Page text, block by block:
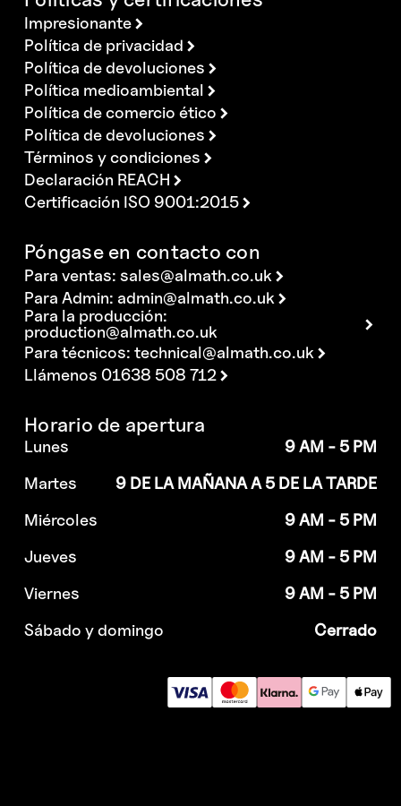
Impresionante
Política de privacidad
Política de devoluciones
Política medioambiental
Política de comercio ético
Política de devoluciones
Términos y condiciones
Declaración REACH
Certificación ISO 9001:2015
Póngase en contacto con
Para ventas:sales@almath.co.uk
Para Admin: admin@almath.co.uk
Para la producción:
production@almath.co.uk
Para técnicos:technical@almath.co.uk
Llámenos 01638 508 712
Horario de apertura
Lunes
9 AM - 5 PM
Martes
9 DE LA MAÑANA A 5 DE LA TARDE
Miércoles
9 AM - 5 PM
Jueves
9 AM - 5 PM
Viernes
9 AM - 5 PM
Sábado y domingo
Cerrado